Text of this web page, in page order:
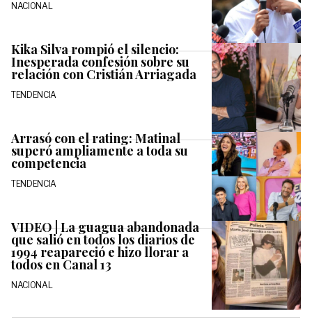
NACIONAL
Kika Silva rompió el silencio:
Inesperada confesión sobre su
relación con Cristián Arriagada
TENDENCIA
Arrasó con el rating: Matinal
superó ampliamente a toda su
competencia
TENDENCIA
VIDEO | La guagua abandonada
que salió en todos los diarios de
1994 reapareció e hizo llorar a
todos en Canal 13
NACIONAL